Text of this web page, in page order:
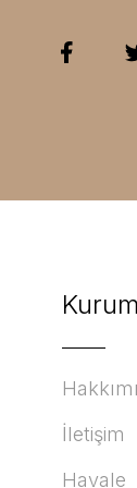
İletişim
Havale